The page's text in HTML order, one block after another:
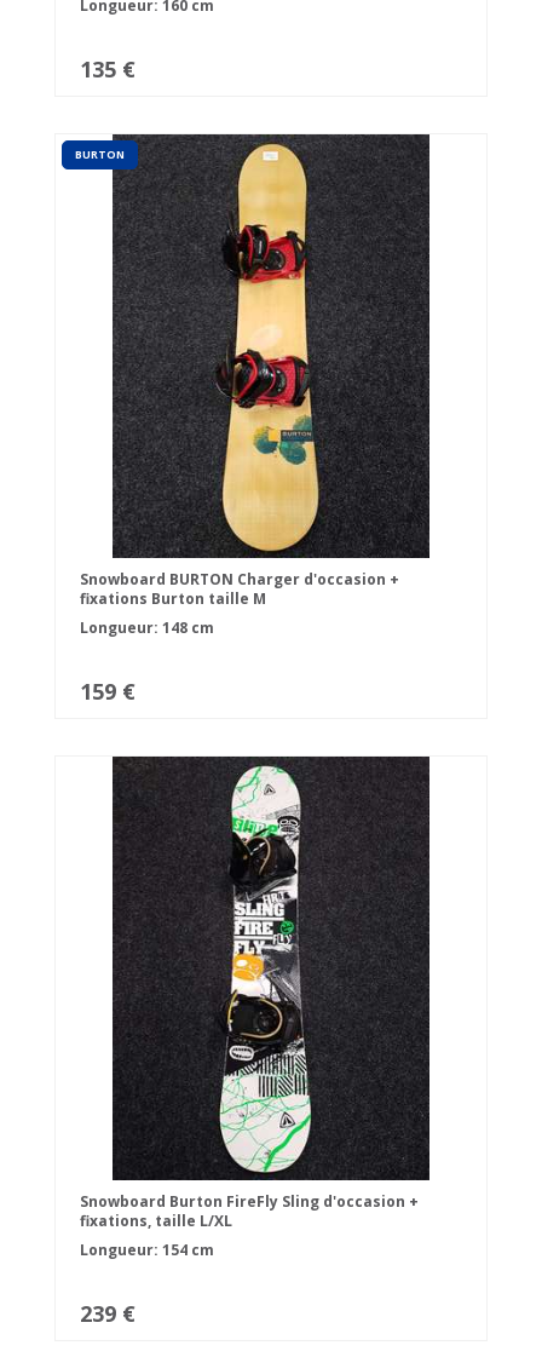
Longueur: 160 cm
135 €
BURTON
Snowboard BURTON Charger d'occasion +
fixations Burton taille M
Longueur: 148 cm
159 €
Snowboard Burton FireFly Sling d'occasion +
fixations, taille L/XL
Longueur: 154 cm
239 €